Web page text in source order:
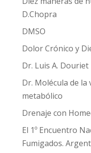
D.Chopra
DMSO
Dolor Crónico y
Dr. Luis A. Douriet
Dr. Molécula de
metabólico
Drenaje con
El 1º Encuentro
Fumigados.